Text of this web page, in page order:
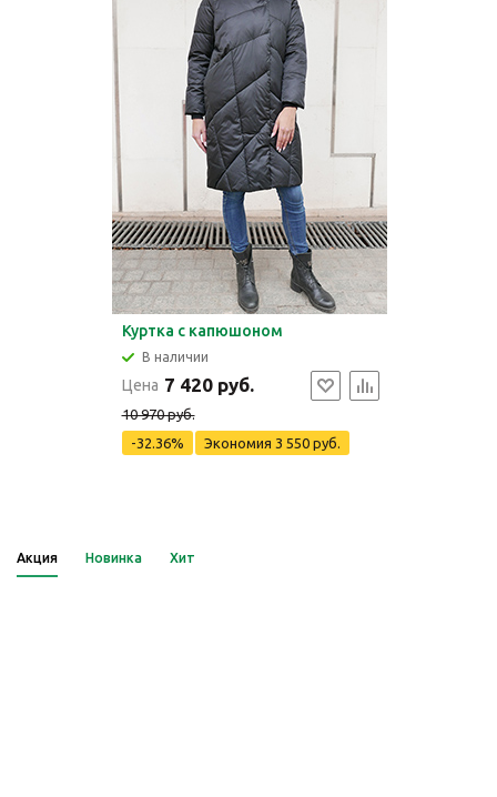
Куртка с капюшоном
В наличии
Цена 7 420 руб.
10 970 руб.
-32.36%
Экономия 3 550 руб.
Акция Новинка Хит